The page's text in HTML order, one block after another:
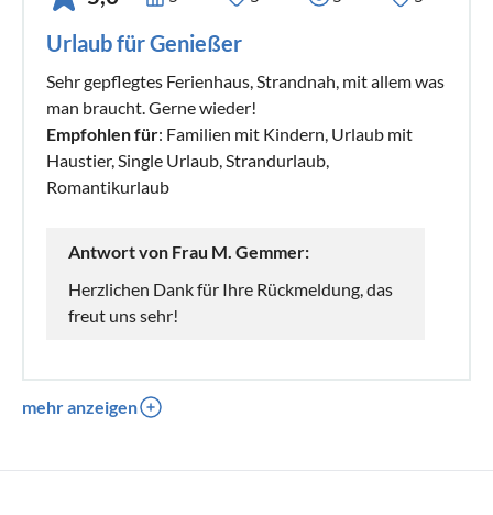
Urlaub für Genießer
Sehr gepflegtes Ferienhaus, Strandnah, mit allem was
man braucht. Gerne wieder!
Empfohlen für: Familien mit Kindern, Urlaub mit
Haustier, Single Urlaub, Strandurlaub,
Romantikurlaub
Antwort von Frau M. Gemmer:
Herzlichen Dank für Ihre Rückmeldung, das
freut uns sehr!
mehr anzeigen